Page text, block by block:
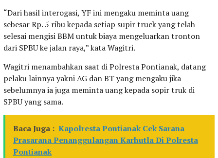
“Dari hasil interogasi, YF ini mengaku meminta uang
sebesar Rp. 5 ribu kepada setiap supir truck yang telah
selesai mengisi BBM untuk biaya mengeluarkan tronton
dari SPBU ke jalan raya,” kata Wagitri.
Wagitri menambahkan saat di Polresta Pontianak, datang
pelaku lainnya yakni AG dan BT yang mengaku jika
sebelumnya ia juga meminta uang kepada sopir truk di
SPBU yang sama.
Baca Juga : Kapolresta Pontianak Cek Sarana
Prasarana Penanggulangan Karhutla Di Polresta
Pontianak